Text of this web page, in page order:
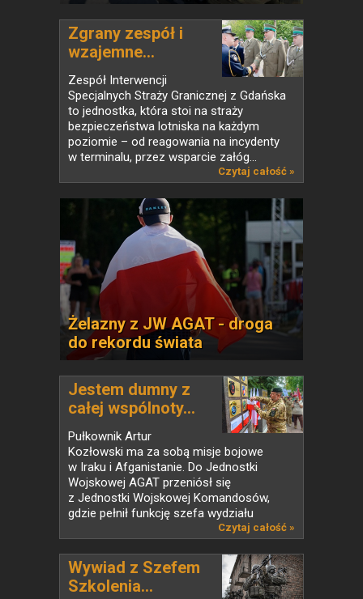
Zgrany zespół i
wzajemne...
Zespół Interwencji
Specjalnych Straży Granicznej z Gdańska
to jednostka, która stoi na straży
bezpieczeństwa lotniska na każdym
poziomie – od reagowania na incydenty
w terminalu, przez wsparcie załóg...
Czytaj całość »
Żelazny z JW AGAT - droga
do rekordu świata
Jestem dumny z
całej wspólnoty...
Pułkownik Artur
Kozłowski ma za sobą misje bojowe
w Iraku i Afganistanie. Do Jednostki
Wojskowej AGAT przeniósł się
z Jednostki Wojskowej Komandosów,
gdzie pełnił funkcję szefa wydziału
Czytaj całość »
Wywiad z Szefem
Szkolenia...